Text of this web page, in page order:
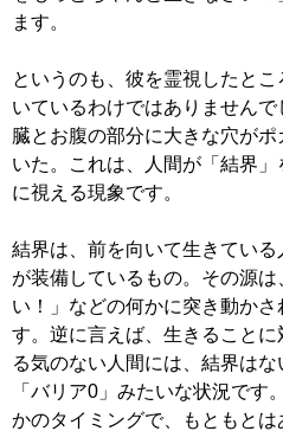
ます。
というのも、彼を霊視したと
いているわけではありません
臓とお腹の部分に大きな穴がポ
いた。これは、人間が「結界」
に視える現象です。
結界は、前を向いて生きている
が装備しているもの。その源は
い！」などの何かに突き動か
す。逆に言えば、生きること
る気のない人間には、結界はな
「バリア0」みたいな状況です
かのタイミングで、もともと